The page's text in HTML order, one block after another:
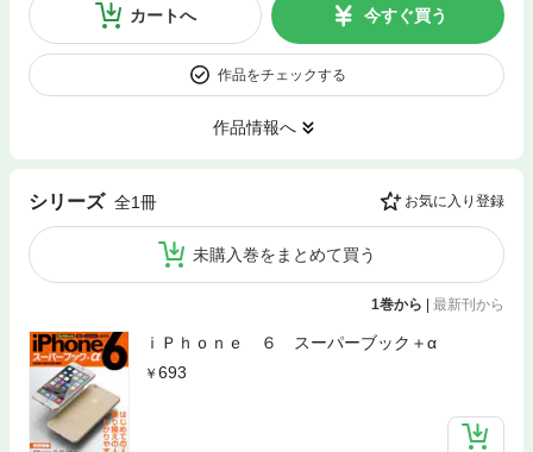
カートへ 今すぐ買う
作品をチェックする
作品情報へ
シリーズ 全1冊 お気に入り登録
未購入巻をまとめて買う
1巻から 最新刊から
ｉＰｈｏｎｅ ６ スーパーブック＋α
693